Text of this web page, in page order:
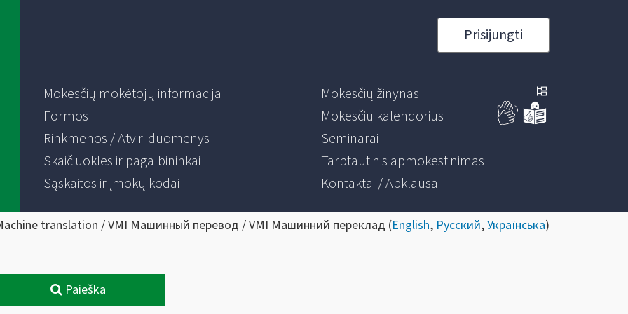
Prisijungti
Mokesčių mokėtojų informacija
Formos
Rinkmenos / Atviri duomenys
Skaičiuoklės ir pagalbininkai
Sąskaitos ir įmokų kodai
Mokesčių žinynas
Mokesčių kalendorius
Seminarai
Tarptautinis apmokestinimas
Kontaktai / Apklausa
translation / VMI Машинный перевод / VMI Машинний переклад (English, Русский,Українська)
Paieška